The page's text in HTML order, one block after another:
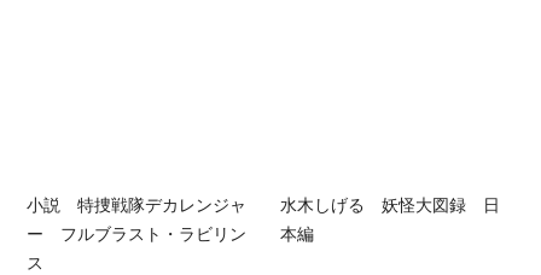
小説 特捜戦隊デカレンジャ
ー フルブラスト・ラビリン
ス
水木しげる 妖怪大図録 日
本編